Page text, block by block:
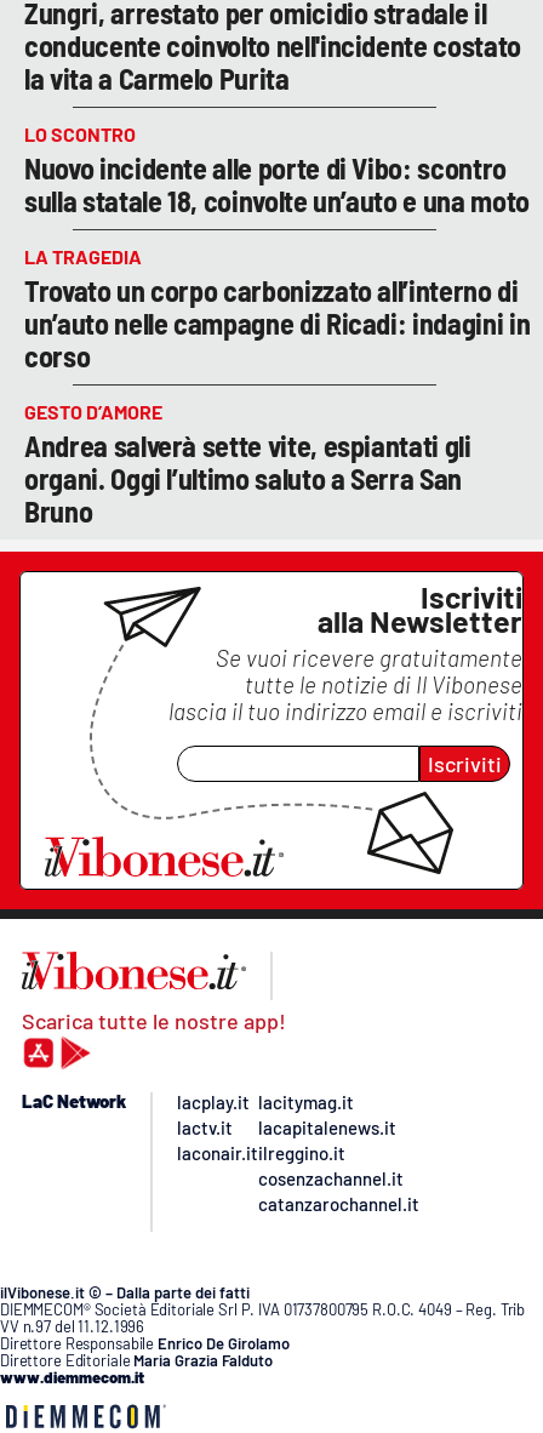
Zungri, arrestato per omicidio stradale il
conducente coinvolto nell'incidente costato
la vita a Carmelo Purita
LO SCONTRO
Nuovo incidente alle porte di Vibo: scontro
sulla statale 18, coinvolte un’auto e una moto
LA TRAGEDIA
Trovato un corpo carbonizzato all’interno di
un’auto nelle campagne di Ricadi: indagini in
corso
GESTO D’AMORE
Andrea salverà sette vite, espiantati gli
organi. Oggi l’ultimo saluto a Serra San
Bruno
Iscriviti
alla Newsletter
Se vuoi ricevere gratuitamente
tutte le notizie di Il Vibonese
lascia il tuo indirizzo email e iscriviti
Iscriviti
Scarica tutte le nostre app!
LaC Network
lacplay.it
lactv.it
laconair.it
lacitymag.it
lacapitalenews.it
ilreggino.it
cosenzachannel.it
catanzarochannel.it
ilVibonese.it © – Dalla parte dei fatti
DIEMMECOM® Società Editoriale Srl P. IVA 01737800795 R.O.C. 4049 – Reg. Trib
VV n.97 del 11.12.1996
Direttore Responsabile Enrico De Girolamo
Direttore Editoriale Maria Grazia Falduto
www.diemmecom.it